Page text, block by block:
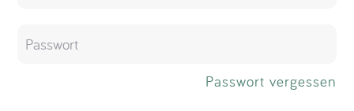
ImpressumPasswort vergessen